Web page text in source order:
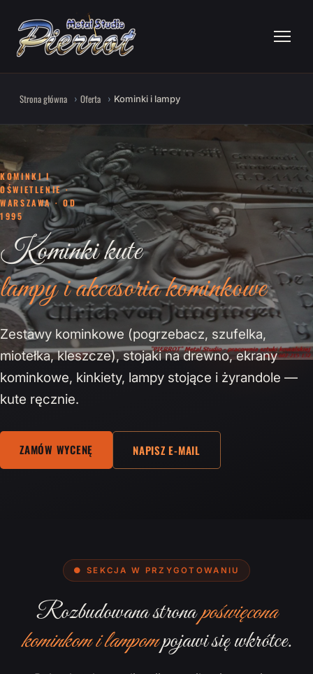
Strona główna Oferta Kominki i lampy
KOMINKI I
OŚWIETLENIE ·
WARSZAWA · OD
1995
Kominki kute
lampy i akcesoria kominkowe
Zestawy kominkowe (pogrzebacz, szufelka,
miotełka, kleszcze), stojaki na drewno, ekrany
kominkowe, kinkiety, lampy stojące i żyrandole —
kute ręcznie.
ZAMÓW WYCENĘ NAPISZ E-MAIL
● SEKCJA W PRZYGOTOWANIU
Rozbudowana stronapoświęcona
kominkom i lampompojawi się wkrótce.